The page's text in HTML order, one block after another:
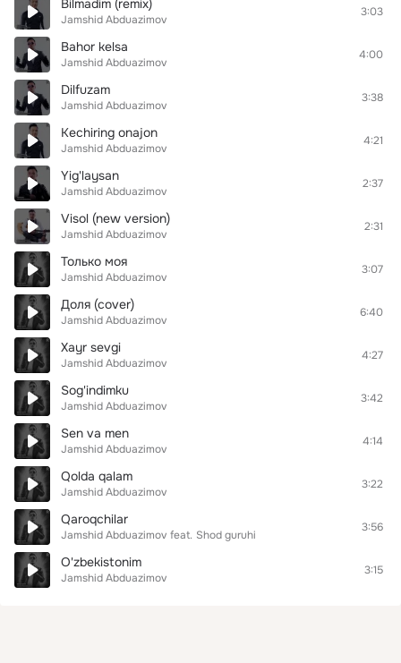
Bilmadim (remix)
Jamshid Abduazimov
3:03
Bahor kelsa
Jamshid Abduazimov
4:00
Dilfuzam
Jamshid Abduazimov
3:38
Kechiring onajon
Jamshid Abduazimov
4:21
Yig'laysan
Jamshid Abduazimov
2:37
Visol (new version)
Jamshid Abduazimov
2:31
Только моя
Jamshid Abduazimov
3:07
Доля (cover)
Jamshid Abduazimov
6:40
Xayr sevgi
Jamshid Abduazimov
4:27
Sog'indimku
Jamshid Abduazimov
3:42
Sen va men
Jamshid Abduazimov
4:14
Qolda qalam
Jamshid Abduazimov
3:22
Qaroqchilar
Jamshid Abduazimov feat. Shod guruhi
3:56
O'zbekistonim
Jamshid Abduazimov
3:15